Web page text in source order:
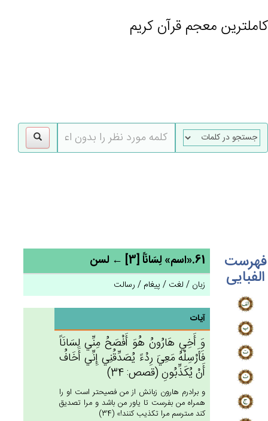
کاملترین معجم قرآن کریم
فهرست
الفبایی
61.«اسم» لِسَانَاً [3] ← لسن
زبان / لغت / پیغام / رسالت
آیات
وَ أَخِي‌ هَارُون‌ُ هُوَ أَفْصَح‌ُ مِنِّي‌ لِسَانَاً
فَأَرْسِلْه‌ُ مَعِي‌َ رِدْءً يُصَدِّقُنِي‌ إِنِّي‌ أَخَاف‌ُ
أَنْ‌ يُكَذِّبُون‌ِ (قصص: 34)
و برادرم هارون زبانش از من فصيحتر است او را
همراه من بفرست تا ياور من باشد و مرا تصديق
كند مى‏ترسم مرا تكذيب كنند!» (34)